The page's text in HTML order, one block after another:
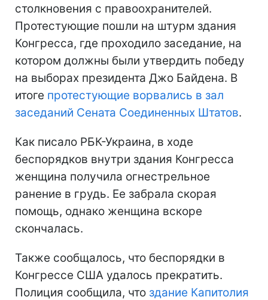
столкновения с правоохранителей.
Протестующие пошли на штурм здания
Конгресса, где проходило заседание, на
котором должны были утвердить победу
на выборах президента Джо Байдена. В
итоге протестующие ворвались в зал
заседаний Сената Соединенных Штатов.
Как писало РБК-Украина, в ходе
беспорядков внутри здания Конгресса
женщина получила огнестрельное
ранение в грудь. Ее забрала скорая
помощь, однако женщина вскоре
скончалась.
Также сообщалось, что беспорядки в
Конгрессе США удалось прекратить.
Полиция сообщила, что здание Капитолия